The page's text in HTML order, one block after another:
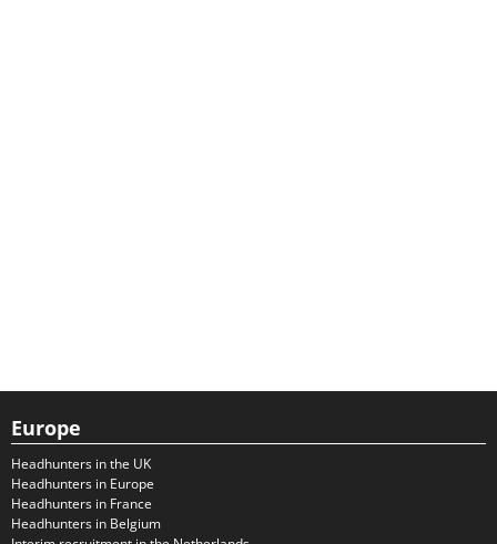
Europe
Headhunters in the UK
Headhunters in Europe
Headhunters in France
Headhunters in Belgium